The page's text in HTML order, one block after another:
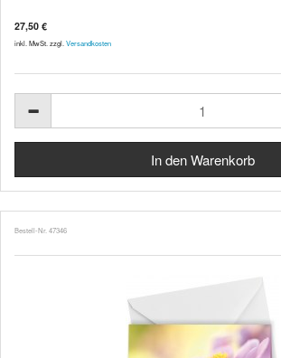
27,50 €
inkl. MwSt. zzgl. Versandkosten
Bestell-Nr. 47346